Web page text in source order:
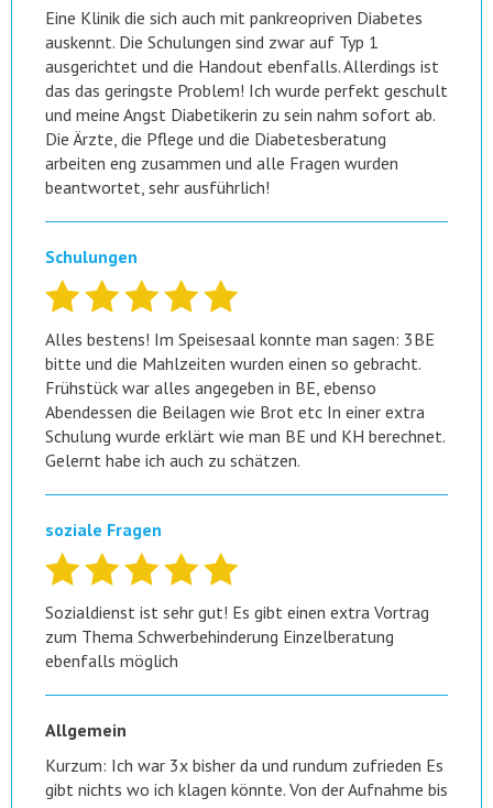
Eine Klinik die sich auch mit pankreopriven Diabetes
auskennt. Die Schulungen sind zwar auf Typ 1
ausgerichtet und die Handout ebenfalls. Allerdings ist
das das geringste Problem! Ich wurde perfekt geschult
und meine Angst Diabetikerin zu sein nahm sofort ab.
Die Ärzte, die Pflege und die Diabetesberatung
arbeiten eng zusammen und alle Fragen wurden
beantwortet, sehr ausführlich!
Schulungen
Alles bestens! Im Speisesaal konnte man sagen: 3BE
bitte und die Mahlzeiten wurden einen so gebracht.
Frühstück war alles angegeben in BE, ebenso
Abendessen die Beilagen wie Brot etc In einer extra
Schulung wurde erklärt wie man BE und KH berechnet.
Gelernt habe ich auch zu schätzen.
soziale Fragen
Sozialdienst ist sehr gut! Es gibt einen extra Vortrag
zum Thema Schwerbehinderung Einzelberatung
ebenfalls möglich
Allgemein
Kurzum: Ich war 3x bisher da und rundum zufrieden Es
gibt nichts wo ich klagen könnte. Von der Aufnahme bis